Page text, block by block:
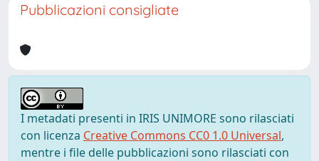
Pubblicazioni consigliate
I metadati presenti in IRIS UNIMORE sono rilasciati
con licenza Creative Commons CC0 1.0 Universal,
mentre i file delle pubblicazioni sono rilasciati con